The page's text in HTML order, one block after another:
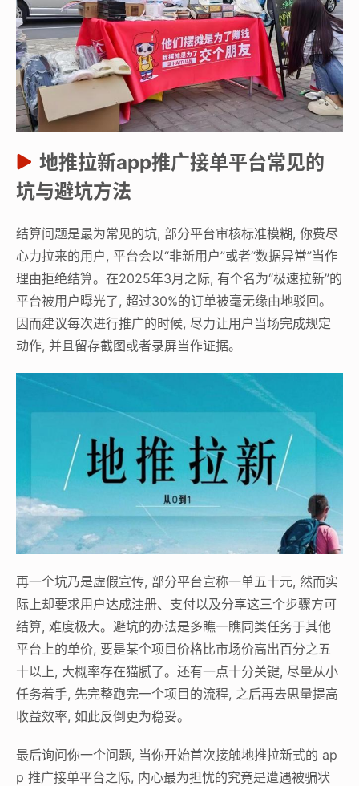
地推拉新app推广接单平台常见的
坑与避坑方法
结算问题是最为常见的坑, 部分平台审核标准模糊, 你费尽
心力拉来的用户, 平台会以“非新用户”或者“数据异常”当作
理由拒绝结算。在2025年3月之际, 有个名为“极速拉新”的
平台被用户曝光了, 超过30%的订单被毫无缘由地驳回。
因而建议每次进行推广的时候, 尽力让用户当场完成规定
动作, 并且留存截图或者录屏当作证据。
再一个坑乃是虚假宣传, 部分平台宣称一单五十元, 然而实
际上却要求用户达成注册、支付以及分享这三个步骤方可
结算, 难度极大。避坑的办法是多瞧一瞧同类任务于其他
平台上的单价, 要是某个项目价格比市场价高出百分之五
十以上, 大概率存在猫腻了。还有一点十分关键, 尽量从小
任务着手, 先完整跑完一个项目的流程, 之后再去思量提高
收益效率, 如此反倒更为稳妥。
最后询问你一个问题, 当你开始首次接触地推拉新式的 ap
p 推广接单平台之际, 内心最为担忧的究竟是遭遇被骗状